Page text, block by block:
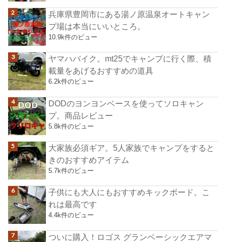
兵庫県豊岡市にある湯ノ原温泉オートキャン
プ場は本当にいいところ。
10.9k件のビュー
ヤマハバイク。mt25でキャンプに行く際、積
載量をあげるおすすめの道具
6.2k件のビュー
DODのヨンヨンベースを使ってソロキャン
プ。商品レビュー
5.8k件のビュー
大家族必須ギア。5人家族でキャンプをすると
きのおすすめアイテム
5.7k件のビュー
子供にも大人にもおすすめキックボード。こ
れは最高です
4.4k件のビュー
ついに購入！ロゴス グランベーシックエアマ